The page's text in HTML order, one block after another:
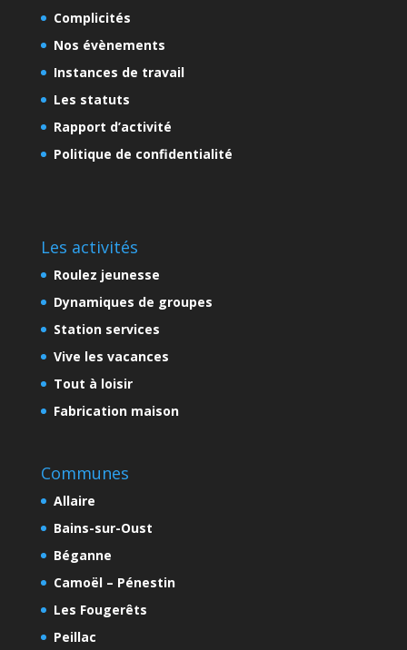
Complicités
Nos évènements
Instances de travail
Les statuts
Rapport d’activité
Politique de confidentialité
Les activités
Roulez jeunesse
Dynamiques de groupes
Station services
Vive les vacances
Tout à loisir
Fabrication maison
Communes
Allaire
Bains-sur-Oust
Béganne
Camoël – Pénestin
Les Fougerêts
Peillac